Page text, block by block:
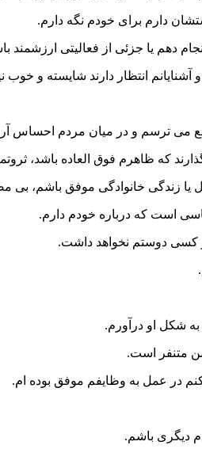
دارم برای خودم نگه دارم.
دهم یا جزئی از فعالیتی ارزشمند
انتظار دارند شایسته و خوب
می ترسم و در میان مردم احساس
که ظاهرم فوق العاده باشد،
یا زندگی خانوادگی موفق باشم،
است که درباره خودم دارم.
کسی دوستم نخواهد داشت.
شکل او درآورم.
متنفر است.
کنم در عمل به وظایفم موفق بوده ام.
دیگری باشم.